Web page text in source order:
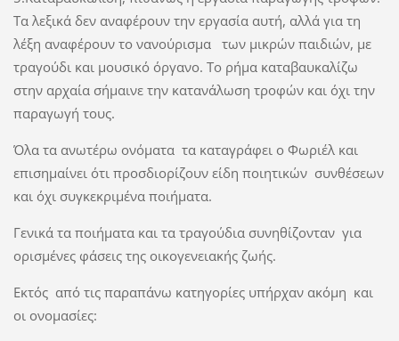
Τα λεξικά δεν αναφέρουν την εργασία αυτή, αλλά για τη
λέξη αναφέρουν το νανούρισμα των μικρών παιδιών, με
τραγούδι και μουσικό όργανο. Το ρήμα καταβαυκαλίζω
στην αρχαία σήμαινε την κατανάλωση τροφών και όχι την
παραγωγή τους.
Όλα τα ανωτέρω ονόματα τα καταγράφει ο Φωριέλ και
επισημαίνει ότι προσδιορίζουν είδη ποιητικών συνθέσεων
και όχι συγκεκριμένα ποιήματα.
Γενικά τα ποιήματα και τα τραγούδια συνηθίζονταν για
ορισμένες φάσεις της οικογενειακής ζωής.
Εκτός από τις παραπάνω κατηγορίες υπήρχαν ακόμη και
οι ονομασίες: